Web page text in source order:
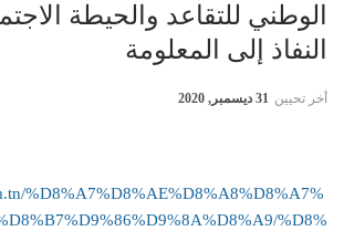
الوطني للتقاعد والحيطة
النفاذ إلى المعلومة
أخر تحيين 31 ديسمبر, 2020
%D8%A7%D8%AE%D8%A8%D8%A7%
%D8%